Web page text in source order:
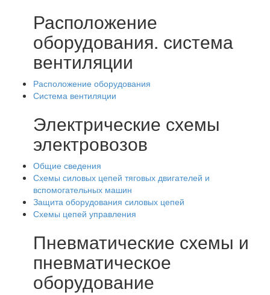
Расположение
оборудования. система
вентиляции
Расположение оборудования
Система вентиляции
Электрические схемы
электровозов
Общие сведения
Схемы силовых цепей тяговых двигателей и
вспомогательных машин
Защита оборудования силовых цепей
Схемы цепей управления
Пневматические схемы и
пневматическое
оборудование